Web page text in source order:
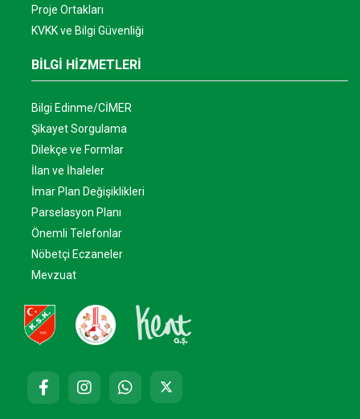
Proje Ortakları
KVKK ve Bilgi Güvenliği
BİLGİ HİZMETLERİ
Bilgi Edinme/CİMER
Şikayet Sorgulama
Dilekçe ve Formlar
İlan ve İhaleler
İmar Plan Değişiklikleri
Parselasyon Planı
Önemli Telefonlar
Nöbetçi Eczaneler
Mevzuat